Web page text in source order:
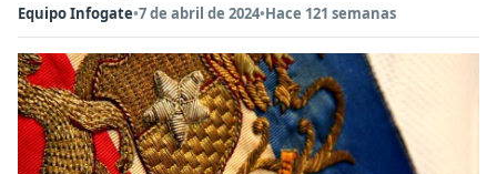
Equipo Infogate•7 de abril de 2024•Hace 121 semanas